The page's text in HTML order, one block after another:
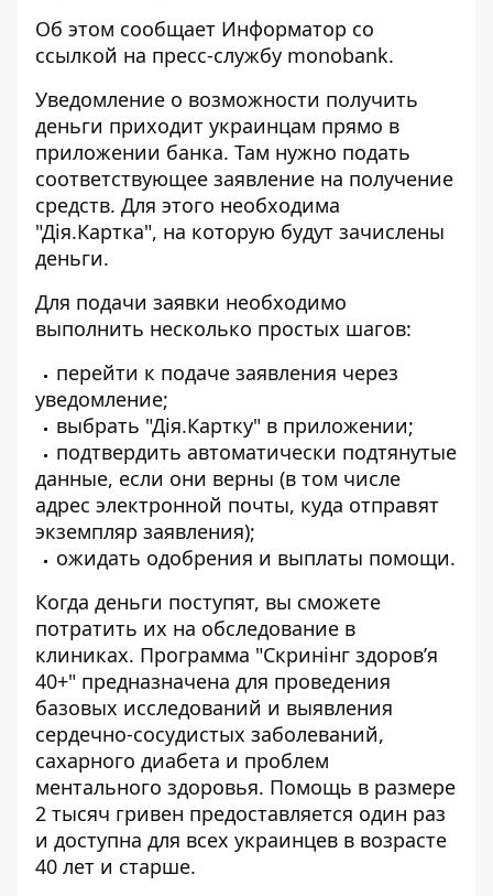
Об этом сообщает Информатор со
ссылкой на пресс-службу monobank.
Уведомление о возможности получить
деньги приходит украинцам прямо в
приложении банка. Там нужно подать
соответствующее заявление на получение
средств. Для этого необходима
"Дія.Картка", на которую будут зачислены
деньги.
Для подачи заявки необходимо
выполнить несколько простых шагов:
перейти к подаче заявления через
уведомление;
выбрать "Дія.Картку" в приложении;
подтвердить автоматически подтянутые
данные, если они верны (в том числе
адрес электронной почты, куда отправят
экземпляр заявления);
ожидать одобрения и выплаты помощи.
Когда деньги поступят, вы сможете
потратить их на обследование в
клиниках. Программа "Скринінг здоров’я
40+" предназначена для проведения
базовых исследований и выявления
сердечно-сосудистых заболеваний,
сахарного диабета и проблем
ментального здоровья. Помощь в размере
2 тысяч гривен предоставляется один раз
и доступна для всех украинцев в возрасте
40 лет и старше.